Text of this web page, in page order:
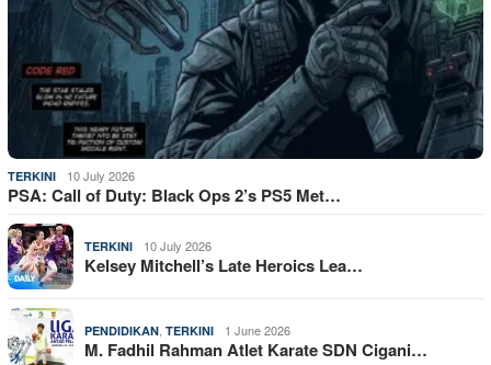
TERKINI 10 July 2026
PSA: Call of Duty: Black Ops 2’s PS5 Met…
TERKINI 10 July 2026
Kelsey Mitchell’s Late Heroics Lea…
PENDIDIKAN TERKINI 1 June 2026
M. Fadhil Rahman Atlet Karate SDN Cigani…